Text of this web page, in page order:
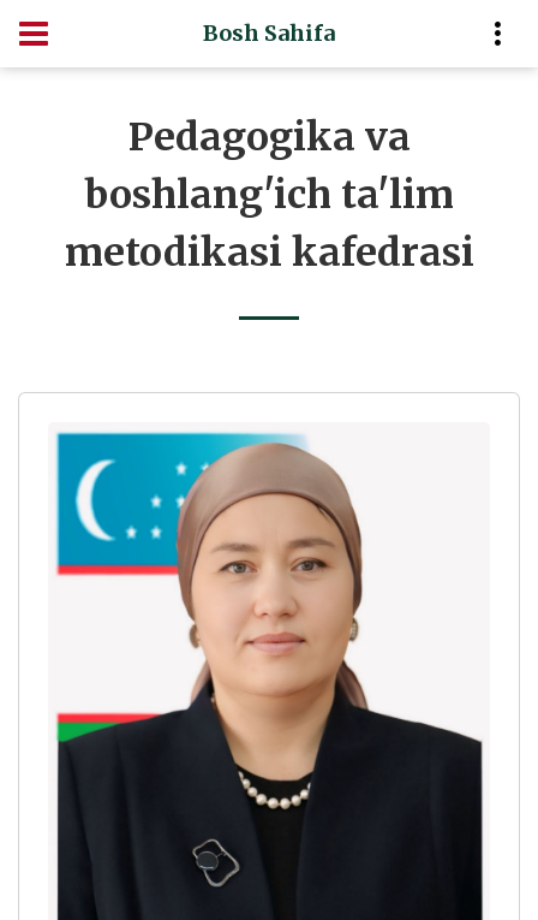
Bosh Sahifa
Pedagogika va
boshlang'ich ta'lim
metodikasi kafedrasi